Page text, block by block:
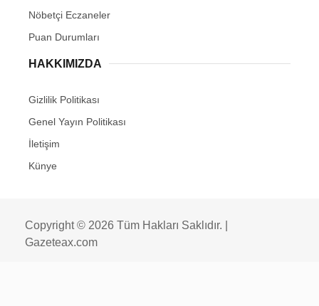
Nöbetçi Eczaneler
Puan Durumları
HAKKIMIZDA
Gizlilik Politikası
Genel Yayın Politikası
İletişim
Künye
Copyright © 2026 Tüm Hakları Saklıdır. |
Gazeteax.com